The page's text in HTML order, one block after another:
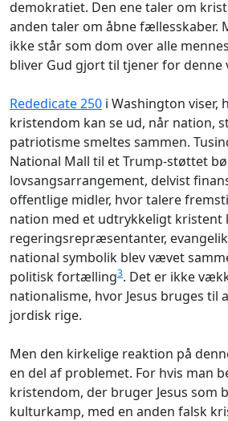
demokratiet. Den ene taler om
anden taler om åbne fællesskaber.
ikke står som dom over alle
bliver Gud gjort til tjener for denne
Rededicate 250 i Washington viser,
kristendom kan se ud, når nation,
patriotisme smeltes sammen.
National Mall til et Trump-støttet
lovsangsarrangement, delvist
offentlige midler, hvor talere
nation med et udtrykkeligt kristent
regeringsrepræsentanter,
national symbolik blev vævet
politisk fortælling3. Det er ikke
nationalisme, hvor Jesus bruges til
jordisk rige.
Men den kirkelige reaktion på
en del af problemet. For hvis man
kristendom, der bruger Jesus som
kulturkamp, med en anden falsk